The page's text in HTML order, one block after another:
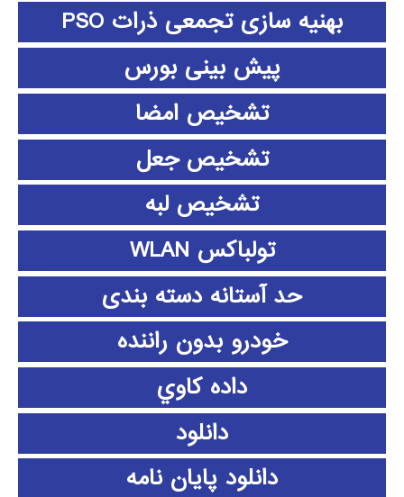
بهنیه سازی تجمعی ذرات PSO
پیش بینی بورس
تشخیص امضا
تشخیص جعل
تشخیص لبه
تولباکس WLAN
حد آستانه دسته بندی
خودرو بدون راننده
داده كاوي
دانلود
دانلود پايان نامه